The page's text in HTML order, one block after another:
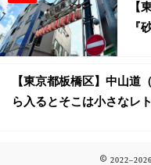
【
『
【東京都板橋区】中山道
ら入るとそこは小さなレ